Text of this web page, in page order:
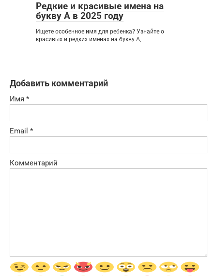
Редкие и красивые имена на
букву А в 2025 году
Ищете особенное имя для ребенка? Узнайте о
красивых и редких именах на букву А,
Добавить комментарий
Имя *
Email *
Комментарий